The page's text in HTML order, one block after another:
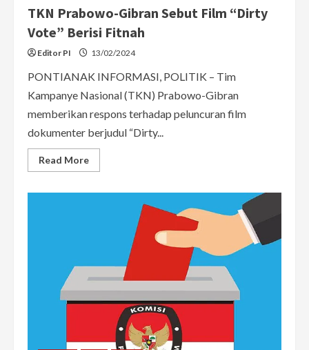
TKN Prabowo-Gibran Sebut Film “Dirty
Vote” Berisi Fitnah
Editor PI 13/02/2024
PONTIANAK INFORMASI, POLITIK – Tim
Kampanye Nasional (TKN) Prabowo-Gibran
memberikan respons terhadap peluncuran film
dokumenter berjudul “Dirty...
Read MoreRead
more
Fitnah